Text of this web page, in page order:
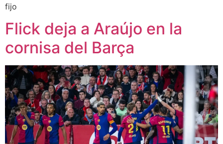
fijo
Flick deja a Araújo en la
cornisa del Barça